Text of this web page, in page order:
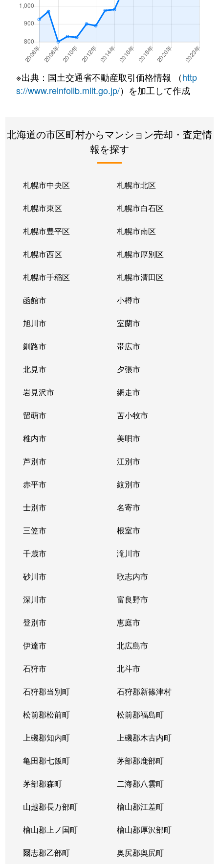
※出典：国土交通省不動産取引価格情報 （http
s://www.reinfolib.mlit.go.jp/）を加工して作成
北海道の市区町村からマンション売却・査定情
報を探す
札幌市中央区 札幌市北区
札幌市東区 札幌市白石区
札幌市豊平区 札幌市南区
札幌市西区 札幌市厚別区
札幌市手稲区 札幌市清田区
函館市 小樽市
旭川市 室蘭市
釧路市 帯広市
北見市 夕張市
岩見沢市 網走市
留萌市 苫小牧市
稚内市 美唄市
芦別市 江別市
赤平市 紋別市
士別市 名寄市
三笠市 根室市
千歳市 滝川市
砂川市 歌志内市
深川市 富良野市
登別市 恵庭市
伊達市 北広島市
石狩市 北斗市
石狩郡当別町 石狩郡新篠津村
松前郡松前町 松前郡福島町
上磯郡知内町 上磯郡木古内町
亀田郡七飯町 茅部郡鹿部町
茅部郡森町 二海郡八雲町
山越郡長万部町 檜山郡江差町
檜山郡上ノ国町 檜山郡厚沢部町
爾志郡乙部町 奥尻郡奥尻町